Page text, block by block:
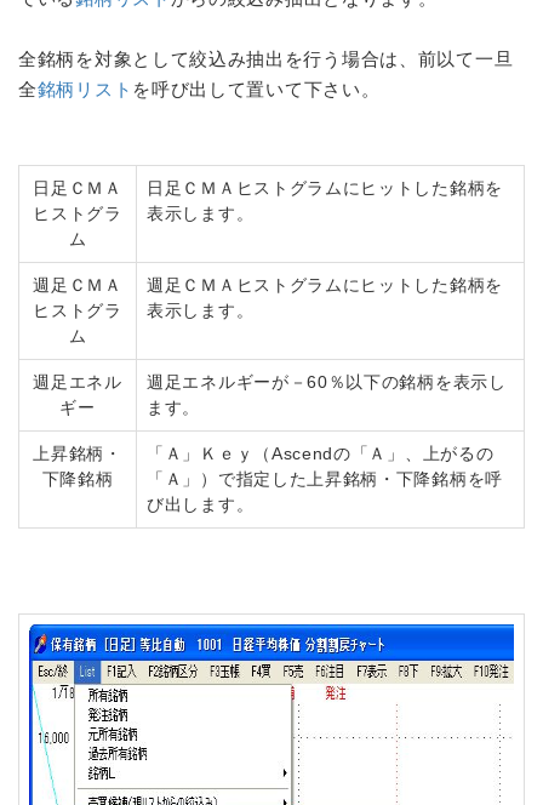
全銘柄を対象として絞込み抽出を行う場合は、前以て一旦
全銘柄リスト を呼び出して置いて下さい。
日足ＣＭＡ
ヒストグラ
ム
日足ＣＭＡヒストグラムにヒットした銘柄を
表示します。
週足ＣＭＡ
ヒストグラ
ム
週足ＣＭＡヒストグラムにヒットした銘柄を
表示します。
週足エネル
ギー
週足エネルギーが－60％以下の銘柄を表示し
ます。
上昇銘柄・
下降銘柄
「Ａ」Ｋｅｙ（Ascendの「Ａ」、上がるの
「Ａ」）で指定した上昇銘柄・下降銘柄を呼
び出します。